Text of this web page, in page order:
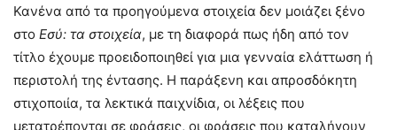
Κανένα από τα προηγούμενα στοιχεία δεν μοιάζει ξένο
στο Εσύ: τα στοιχεία, με τη διαφορά πως ήδη από τον
τίτλο έχουμε προειδοποιηθεί για μια γενναία ελάττωση ή
περιστολή της έντασης. Η παράξενη και απροσδόκητη
στιχοποιία, τα λεκτικά παιχνίδια, οι λέξεις που
μετατρέπονται σε φράσεις, οι φράσεις που καταλήγουν